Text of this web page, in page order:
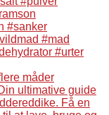
måder